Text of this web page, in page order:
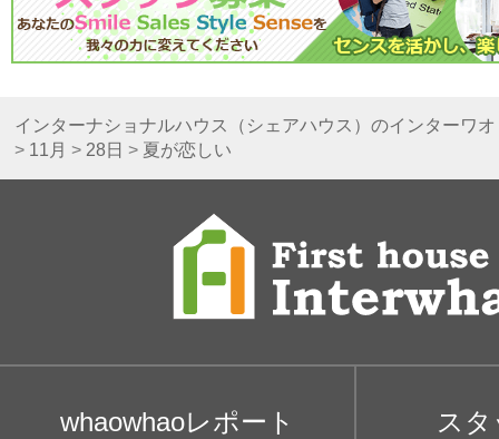
インターナショナルハウス（シェアハウス）のインターワオ
> 11月 > 28日 > 夏が恋しい
whaowhaoレポート ス